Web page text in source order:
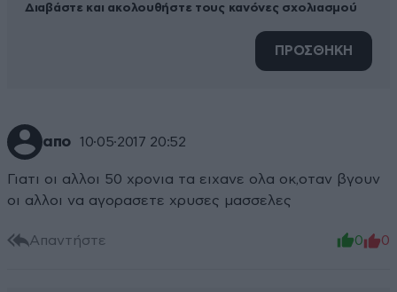
Διαβάστε και ακολουθήστε τους κανόνες σχολιασμού
ΠΡΟΣΘΗΚΗ
απο 10·05·2017 20:52
Γιατι οι αλλοι 50 χρονια τα ειχανε ολα οκ,οταν βγουν
οι αλλοι να αγορασετε χρυσες μασσελες
Απαντήστε 0 0